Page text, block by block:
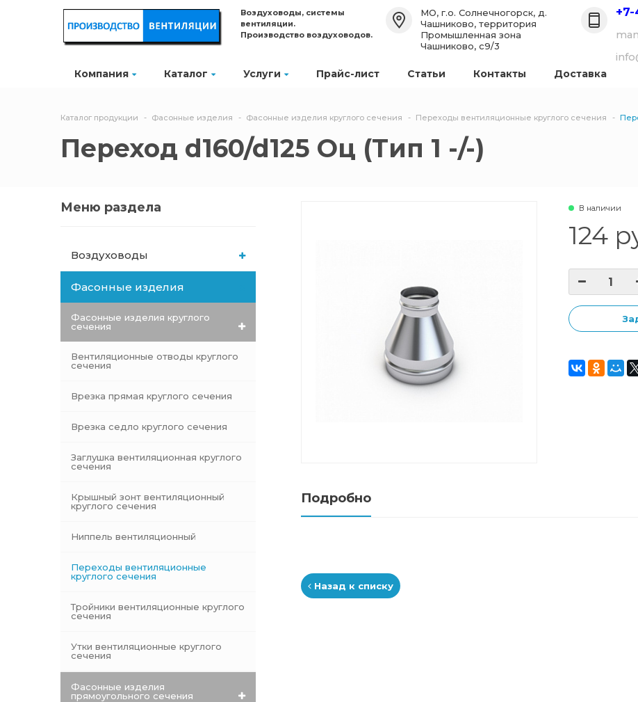
Компания Каталог Услуги Прайс-лист Статьи Контакты Доставка
Воздуховоды, системы
вентиляции.
Производство воздуховодов.
МО, г.о. Солнечногорск, д.
Чашниково, территория
Промышленная зона
Чашниково, с9/3
+7-
Каталог продукции Фасонные изделия Фасонные изделия круглого сечения Переходы вентиляционные круглого сечения
Переход d160/d125 Оц (Тип 1 -/-)
Меню раздела
Воздуховоды
Фасонные изделия
Фасонные изделия круглого
сечения
Вентиляционные отводы круглого
сечения
Врезка прямая круглого сечения
Врезка седло круглого сечения
Заглушка вентиляционная круглого
сечения
Крышный зонт вентиляционный
круглого сечения
Ниппель вентиляционный
Переходы вентиляционные
круглого сечения
Тройники вентиляционные круглого
сечения
Утки вентиляционные круглого
сечения
Фасонные изделия
прямоугольного сечения
В наличии
124
Подробно
Назад к списку